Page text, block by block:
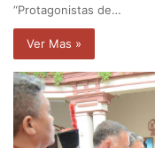
“Protagonistas de…
Ver Mas »